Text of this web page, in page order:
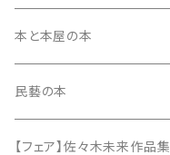
本と本屋の本
民藝の本
【フェア】佐々木未来作品集